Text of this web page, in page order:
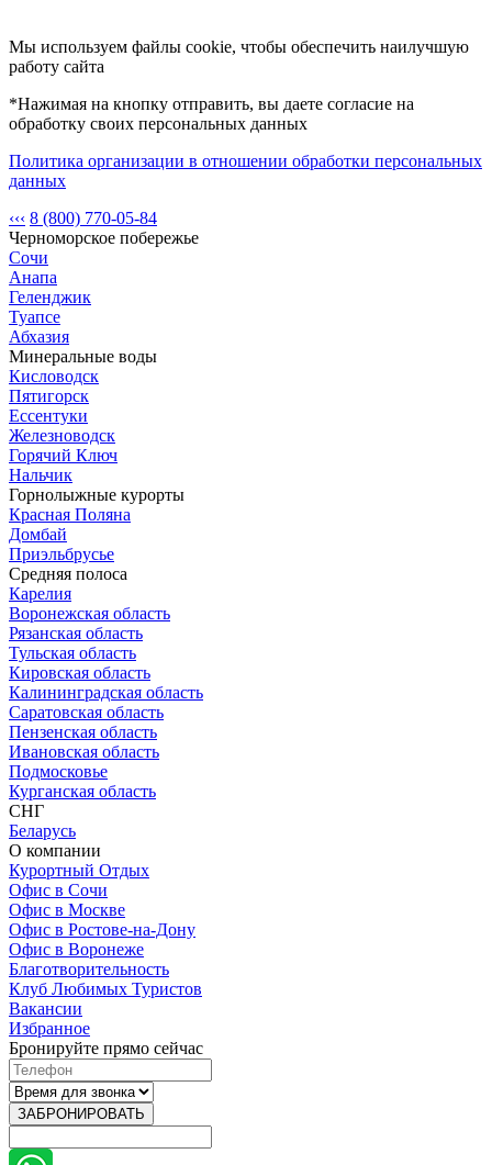
Мы используем файлы cookie, чтобы обеспечить наилучшую
работу сайта
*Нажимая на кнопку отправить, вы даете согласие на
обработку своих персональных данных
Политика организации в отношении обработки персональных
данных
‹‹‹ 8 (800) 770-05-84
Черноморское побережье
Сочи
Анапа
Геленджик
Туапсе
Абхазия
Минеральные воды
Кисловодск
Пятигорск
Ессентуки
Железноводск
Горячий Ключ
Нальчик
Горнолыжные курорты
Красная Поляна
Домбай
Приэльбрусье
Средняя полоса
Карелия
Воронежская область
Рязанская область
Тульская область
Кировская область
Калининградская область
Саратовская область
Пензенская область
Ивановская область
Подмосковье
Курганская область
СНГ
Беларусь
О компании
Курортный Отдых
Офис в Сочи
Офис в Москве
Офис в Ростове-на-Дону
Офис в Воронеже
Благотворительность
Клуб Любимых Туристов
Вакансии
Избранное
Бронируйте прямо сейчас
ЗАБРОНИРОВАТЬ